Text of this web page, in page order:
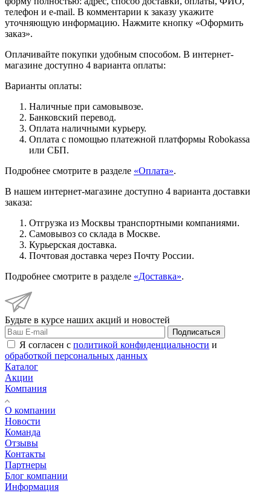
телефон и e-mail. В комментарии к заказу укажите
уточняющую информацию. Нажмите кнопку «Оформить
заказ».
Оплачивайте покупки удобным способом. В интернет-
магазине доступно 4 варианта оплаты:
Варианты оплаты:
Наличные при самовывозе.
Банковский перевод.
Оплата наличными курьеру.
Оплата с помощью платежной платформы Robokassa
или СБП.
Подробнее смотрите в разделе «Оплата».
В нашем интернет-магазине доступно 4 варианта доставки
заказа:
Отгрузка из Москвы транспортными компаниями.
Самовывоз со склада в Москве.
Курьерская доставка.
Почтовая доставка через Почту России.
Подробнее смотрите в разделе «Доставка».
Будьте в курсе наших акций и новостей
Подписаться
Я согласен с политикой конфиденциальности и
обработкой персональных данных
Каталог
Акции
Компания
О компании
Новости
Команда
Отзывы
Контакты
Партнеры
Блог компании
Информация